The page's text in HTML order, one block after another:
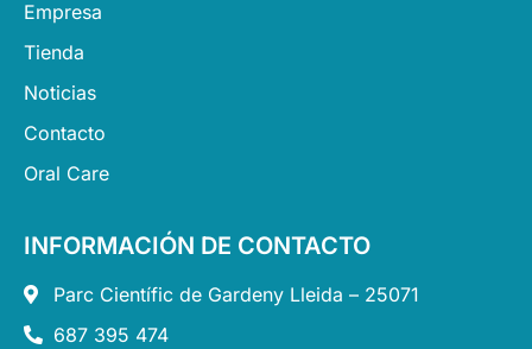
Empresa
Tienda
Noticias
Contacto
Oral Care
INFORMACIÓN DE CONTACTO
Parc Científic de Gardeny Lleida – 25071
687 395 474